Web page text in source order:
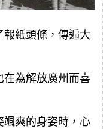
報紙頭條，傳遍大
在為解放廣州而喜
颯爽的身姿時，心